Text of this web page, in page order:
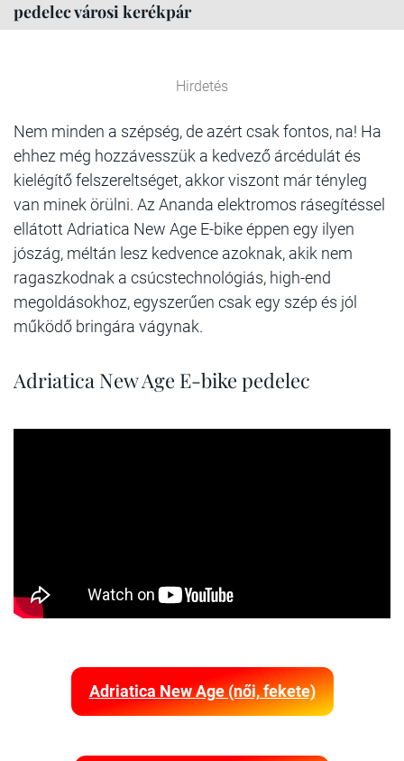
pedelec városi kerékpár
Hirdetés
Nem minden a szépség, de azért csak fontos, na! Ha
ehhez még hozzávesszük a kedvező árcédulát és
kielégítő felszereltséget, akkor viszont már tényleg
van minek örülni. Az Ananda elektromos rásegítéssel
ellátott Adriatica New Age E-bike éppen egy ilyen
jószág, méltán lesz kedvence azoknak, akik nem
ragaszkodnak a csúcstechnológiás, high-end
megoldásokhoz, egyszerűen csak egy szép és jól
működő bringára vágynak.
Adriatica New Age E-bike pedelec
Adriatica New Age (női, fekete)